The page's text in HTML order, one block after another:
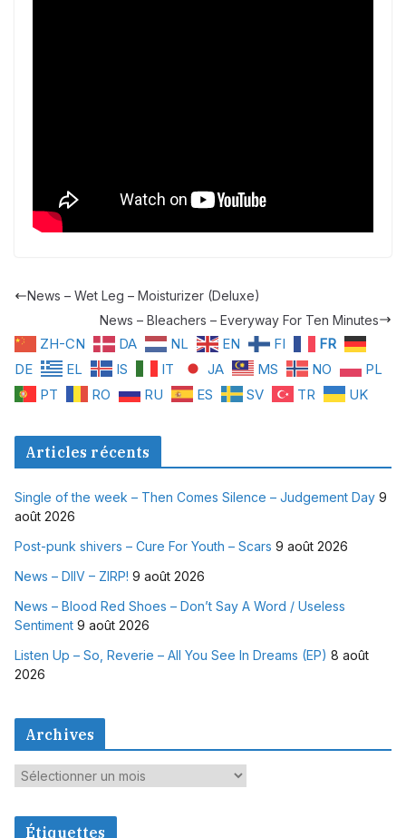
News – Wet Leg – Moisturizer (Deluxe)
News – Bleachers – Everyway For Ten Minutes
ZH-CN DA NL EN FI
FR
DE
EL IS IT JA MS NO
PL
PT
RO RU ES SV TR UK
Articles récents
Single of the week – Then Comes Silence – Judgement Day 9
août 2026
Post-punk shivers – Cure For Youth – Scars 9 août 2026
News – DIIV – ZIRP! 9 août 2026
News – Blood Red Shoes – Don’t Say A Word / Useless
Sentiment 9 août 2026
Listen Up – So, Reverie – All You See In Dreams (EP) 8 août
2026
Archives
A
c
Étiquettes